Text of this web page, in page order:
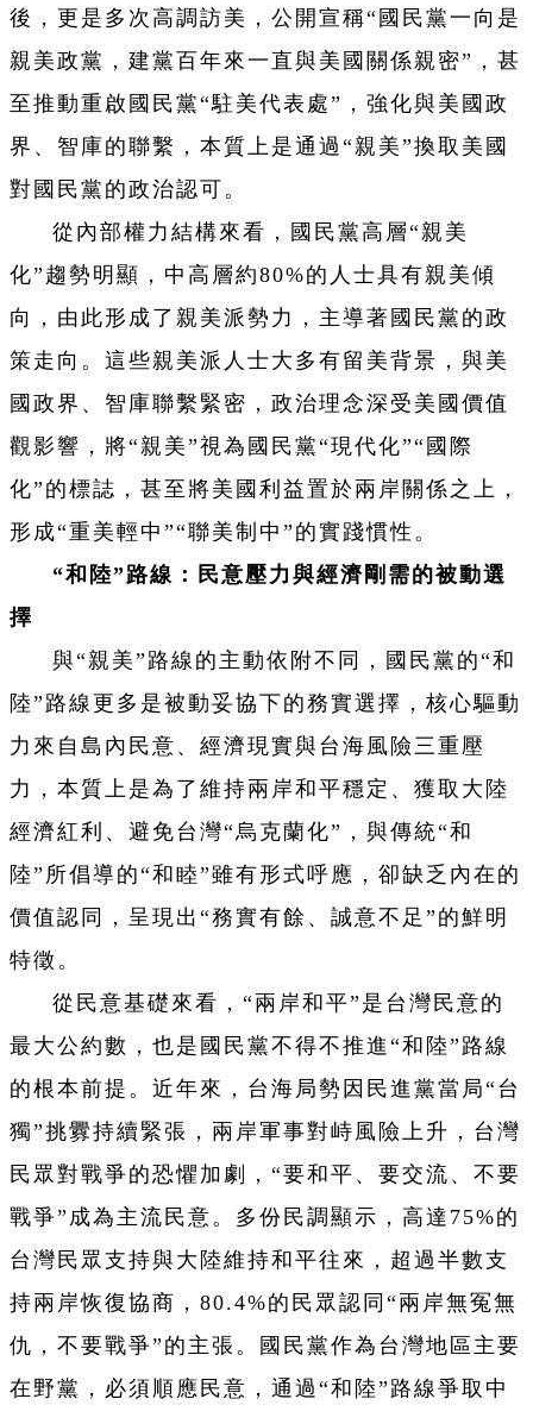
後，更是多次高調訪美，公開宣稱“國民黨一向是
親美政黨，建黨百年來一直與美國關係親密”，甚
至推動重啟國民黨“駐美代表處”，強化與美國政
界、智庫的聯繫，本質上是通過“親美”換取美國
對國民黨的政治認可。
從內部權力結構來看，國民黨高層“親美
化”趨勢明顯，中高層約80%的人士具有親美傾
向，由此形成了親美派勢力，主導著國民黨的政
策走向。這些親美派人士大多有留美背景，與美
國政界、智庫聯繫緊密，政治理念深受美國價值
觀影響，將“親美”視為國民黨“現代化”“國際
化”的標誌，甚至將美國利益置於兩岸關係之上，
形成“重美輕中”“聯美制中”的實踐慣性。
“和陸”路線：民意壓力與經濟剛需的被動選
擇
與“親美”路線的主動依附不同，國民黨的“和
陸”路線更多是被動妥協下的務實選擇，核心驅動
力來自島內民意、經濟現實與台海風險三重壓
力，本質上是為了維持兩岸和平穩定、獲取大陸
經濟紅利、避免台灣“烏克蘭化”，與傳統“和
陸”所倡導的“和睦”雖有形式呼應，卻缺乏內在的
價值認同，呈現出“務實有餘、誠意不足”的鮮明
特徵。
從民意基礎來看，“兩岸和平”是台灣民意的
最大公約數，也是國民黨不得不推進“和陸”路線
的根本前提。近年來，台海局勢因民進黨當局“台
獨”挑釁持續緊張，兩岸軍事對峙風險上升，台灣
民眾對戰爭的恐懼加劇，“要和平、要交流、不要
戰爭”成為主流民意。多份民調顯示，高達75%的
台灣民眾支持與大陸維持和平往來，超過半數支
持兩岸恢復協商，80.4%的民眾認同“兩岸無冤無
仇，不要戰爭”的主張。國民黨作為台灣地區主要
在野黨，必須順應民意，通過“和陸”路線爭取中